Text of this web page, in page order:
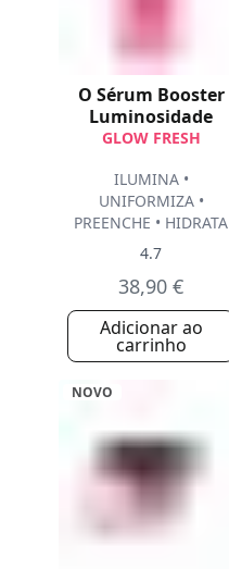
O Sérum Booster
Luminosidade
GLOW FRESH
ILUMINA •
UNIFORMIZA •
PREENCHE • HIDRATA
4.7
38,90 €
Adicionar ao
carrinho
NOVO